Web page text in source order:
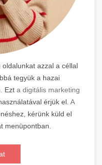
azzal a céllal
tegyük a hazai
Ezt a digitális marketing
érjük el. A
kérünk küld el
menüpontban.